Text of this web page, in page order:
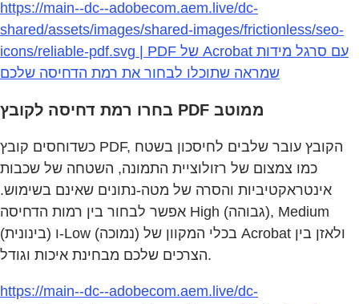
https://main--dc--adobecom.aem.live/dc-
shared/assets/images/shared-images/frictionless/seo-
icons/reliable-pdf.svg | PDF של Acrobat עם סרגל מידות
שמראה שתוכלו לבחור את רמת הדחיסה שלכם
בחרו רמת דחיסה לקובץ PDF ממוטב
כשדוחסים קובץ PDF, הקובץ עובר שלבים לחיסכון בשטח
כמו צמצום של רזולוציית התמונה, השטחה של שכבות
אינטראקטיביות והסרה של מטה‑נתונים שאינם בשימוש.
אפשר לבחור בין רמות הדחיסה High (גבוהה), Medium
(בינונית) ו‑Low (נמוכה) בכלי המקוון של Acrobat ולאזן בין
הצרכים שלכם מבחינת איכות וגודל.
https://main--dc--adobecom.aem.live/dc-